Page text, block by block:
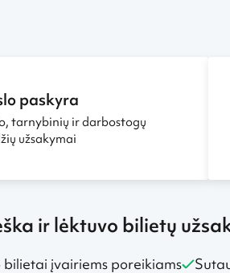
paskyra
tarnybinių ir darbostogų
užsakymai
ir lėktuvo bilietų
bilietai įvairiems poreikiams